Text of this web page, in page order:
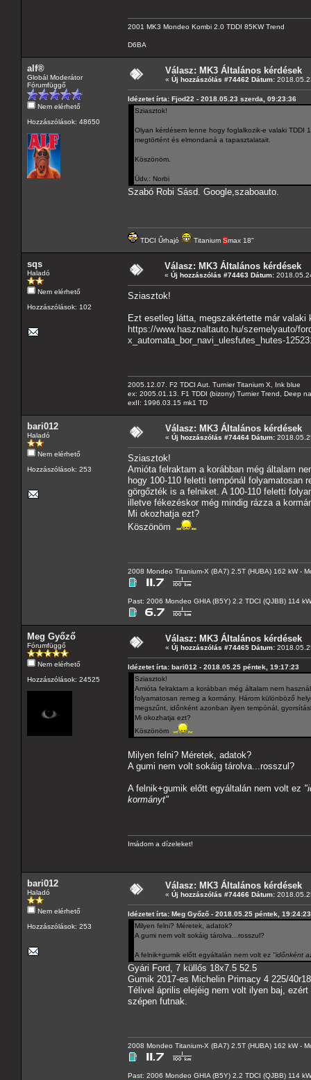
2001 MK3 Mondeo Kombi 2.0 TDDI 85KW Trend
D6BA
alf®
Globál Moderátor
Fórumfüggő
Nem elérhető
Hozzászólások: 48650
Válasz: MK3 Általános kérdések
« Új hozzászólás #74462 Dátum:
Idézetet írta: Fjod22 - 2018.05.23 szerda, 09:23:36
Sziasztok!
Olyan kérdésem lenne hogy foglalkozik-e valaki TDDI
megtörtént és elmondaná a tapasztalatait.
Köszönöm.
Üdv.: Norbi
Szabó Robi Sásd. Google,szaboauto.
TDCI Űrhajó Titanium Smax 18"
sqs
Haladó
Nem elérhető
Hozzászólások: 102
Válasz: MK3 Általános kérdések
« Új hozzászólás #74463 Dátum:
Sziasztok!
Ezt esetleg látta, megszakértette már valaki
https://www.hasznaltauto.hu/szemelyauto/
x_automata_bor_navi_ulesfutes_hutes-
2005.12.07. F2 TDCI Aut. Turnier Titanium X, Ink blue
ex: 2005.01.13. F1 TDDI (bizony) Turnier Trend, Deep
exII: 1996.03.15 mk1 TD
bari012
Haladó
Nem elérhető
Hozzászólások: 253
Válasz: MK3 Általános kérdések
« Új hozzászólás #74464 Dátum:
Sziasztok!
Amióta felraktam a korábban még általam
hogy 100-110 feletti tempónál folyamatosan
görgőzték is a felniket. A 100-110 feletti
illetve fékezéskor még mindig rázza a
Mi okozhatja ezt?
Köszönöm
2008 Mondeo Titanium-X (BA7) 2.5T (HUBA) 162 kW -
Past: 2006 Mondeo GHIA (B5Y) 2.2 TDCI (QJBB) 114
Meg Győző
Fórumfüggő
Nem elérhető
Hozzászólások: 24525
Válasz: MK3 Általános kérdések
« Új hozzászólás #74465 Dátum:
Idézetet írta: bari012 - 2018.05.25 péntek, 19:17:23
Sziasztok!
Amióta felraktam a korábban még általam nem
folyamatosan remeg a kormány. Három különböző
megszűnt, időnként azonban ilyen tempónál,
Mi okozhatja ezt?
Köszönöm
Milyen felni? Méretek, adatok?
A gumi nem volt sokáig tárolva...rosszul?
A felnik+gumik előtt egyáltalán nem volt ez
kormányt"
Imádom a dízeleket!
bari012
Haladó
Nem elérhető
Hozzászólások: 253
Válasz: MK3 Általános kérdések
« Új hozzászólás #74466 Dátum:
Idézetet írta: Meg Győző - 2018.05.25 péntek, 19:24:23
Milyen felni? Méretek, adatok?
A gumi nem volt sokáig tárolva...rosszul?
A felnik+gumik előtt egyáltalán nem volt ez "időnként
Gyári Ford, 7 küllős 18x7.5 52.5
Gumik 2017-es Michelin Primacy 4 225/40r18
Télivel április elejéig nem volt ilyen baj,
szépen futnak.
2008 Mondeo Titanium-X (BA7) 2.5T (HUBA) 162 kW -
Past: 2006 Mondeo GHIA (B5Y) 2.2 TDCI (QJBB) 114